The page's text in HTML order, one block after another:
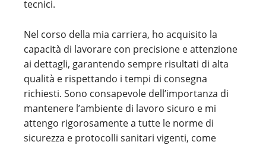
tecnici.
Nel corso della mia carriera, ho acquisito la
capacità di lavorare con precisione e attenzione
ai dettagli, garantendo sempre risultati di alta
qualità e rispettando i tempi di consegna
richiesti. Sono consapevole dell’importanza di
mantenere l’ambiente di lavoro sicuro e mi
attengo rigorosamente a tutte le norme di
sicurezza e protocolli sanitari vigenti, come